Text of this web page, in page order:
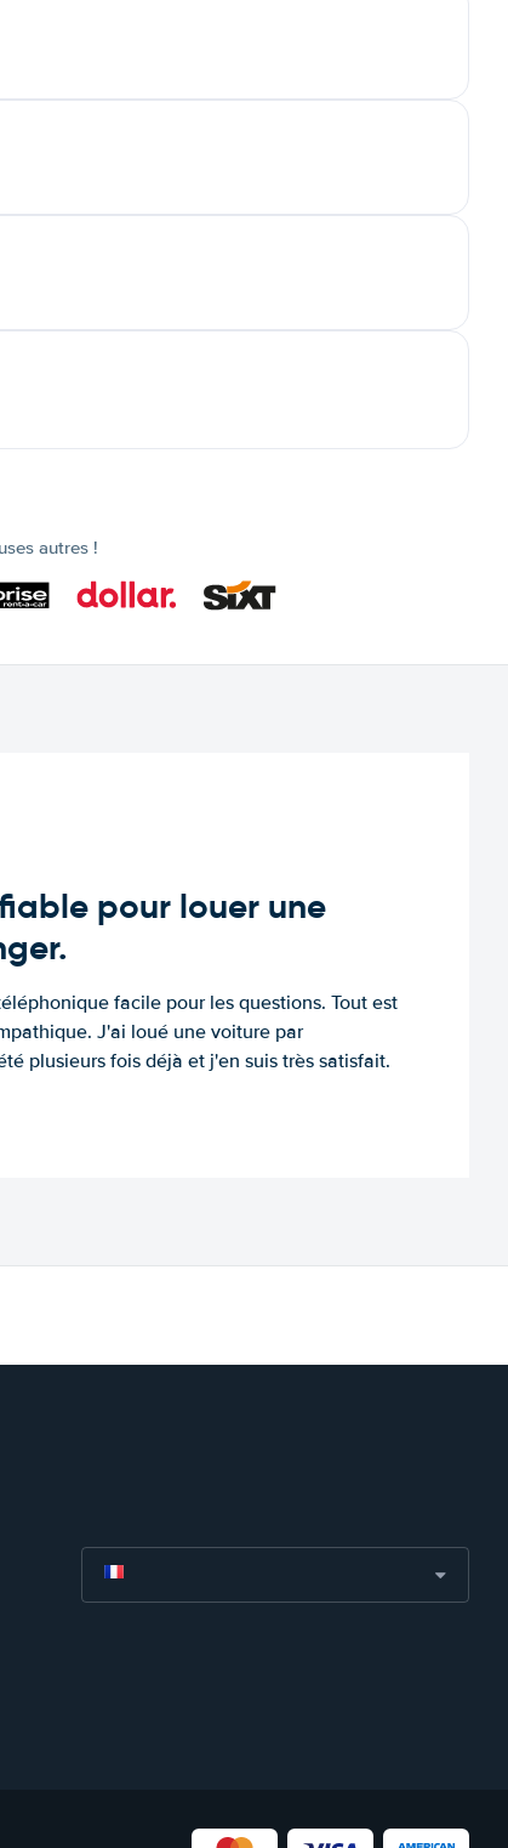
autres !
pour louer une
facile pour les questions. Tout est
J'ai loué une voiture par
plusieurs fois déjà et j'en suis très satisfait.